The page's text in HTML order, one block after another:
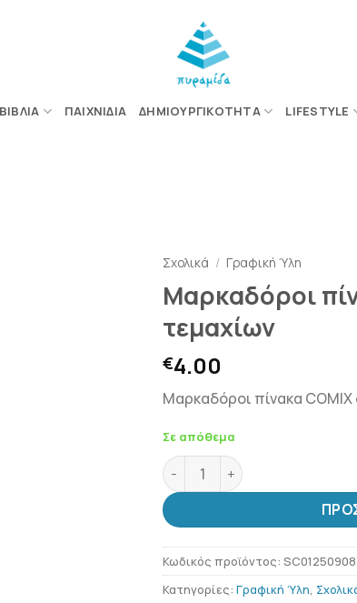
ΒΙΒΛΊΑ ΠΑΙΧΝΊΔΙΑ ΔΗΜΙΟΥΡΓΙΚΌΤΗΤΑ LIFESTYLE
Σχολικά / Γραφική Ύλη
Μαρκαδόροι
τεμαχίων
€4.00
Μαρκαδόροι πίνακα
Σε απόθεμα
Μαρκαδόροι πίνακα COMIX
Κωδικός προϊόντος: SC01250908
Κατηγορίες: Γραφική Ύλη,